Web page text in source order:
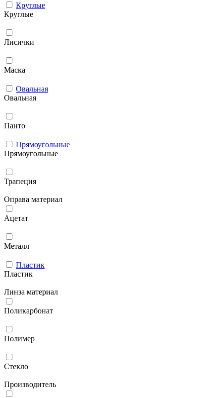
Круглые
Круглые
Лисички
Маска
Овальная
Овальная
Панто
Прямоугольные
Прямоугольные
Трапеция
Оправа материал
Ацетат
Металл
Пластик
Пластик
Линза материал
Поликарбонат
Полимер
Стекло
Производитель